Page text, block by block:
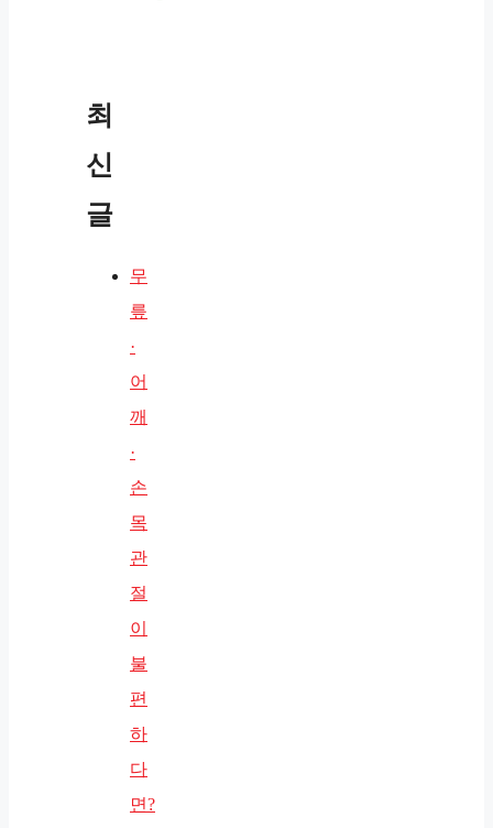
최
신
글
무
릎
·
어
깨
·
손
목
관
절
이
불
편
하
다
면?